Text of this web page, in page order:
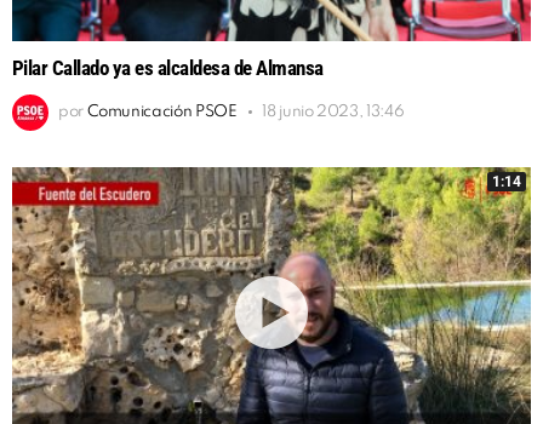
Pilar Callado ya es alcaldesa de Almansa
por Comunicación PSOE 18 junio 2023, 13:46
1:14